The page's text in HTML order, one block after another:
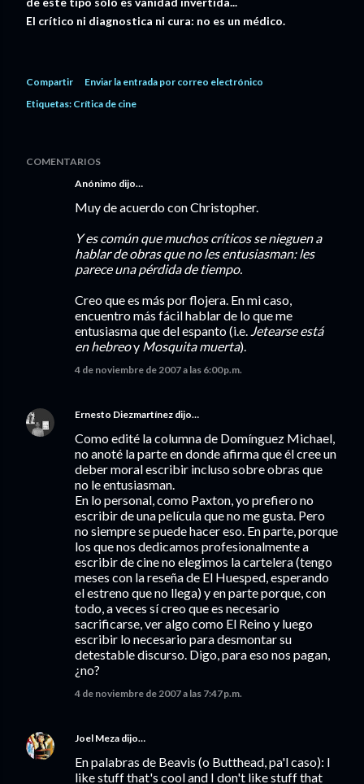
El crítico ni diagnostica ni cura: no es un médico.
Compartir
Enviar la entrada por correo electrónico
Etiquetas: Crítica de cine
COMENTARIOS
Anónimo dijo…
Muy de acuerdo con Christopher.
Y es común que muchos críticos se nieguen a
hablar de obras que no les entusiasman: les
parece una pérdida de tiempo.
Creo que es más por flojera. En mi caso,
encuentro más fácil hablar de lo que me
entusiasma que del espanto (i.e. Jetearse está
en hebreoy Mosquita muerta).
4 de noviembre de 2007 a las 6:00 p.m.
Ernesto Diezmartínez dijo…
Como edité la columna de Domínguez Michael,
no anoté la parte en donde afirma que él cree un
deber moral escribir incluso sobre obras que
no le entusiasman.
En lo personal, como Paxton, yo prefiero no
escribir de una película que no me gusta. Pero
no siempre se puede hacer eso. En parte, porque
los que nos dedicamos profesionalmente a
escribir de cine no elegimos la cartelera (tengo
meses con la reseña de El Huesped, esperando
el estreno que no llega) y en parte porque, con
todo, a veces sí creo que es necesario
sacrificarse, ver algo como El Reino y luego
escribir lo necesario para desmontar su
detestable discurso. Digo, para eso nos pagan,
¿no?
4 de noviembre de 2007 a las 7:47 p.m.
Joel Meza dijo…
En palabras de Beavis (o Butthead, pa'l caso): I
like stuff that's cool and I don't like stuff that